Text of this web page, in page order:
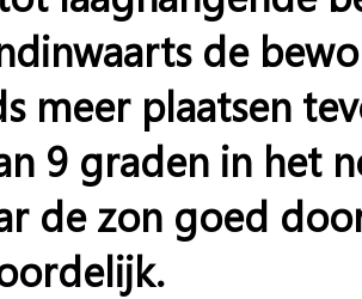
de
meer plaatsen
9 graden in het
de zon goed